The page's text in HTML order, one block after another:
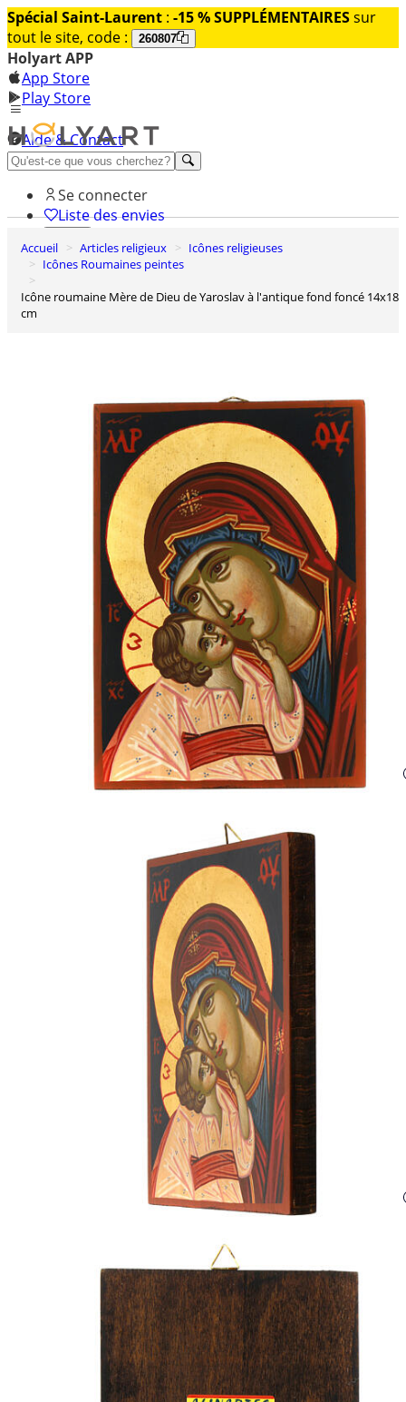
Spécial Saint-Laurent : -15 % SUPPLÉMENTAIRESsur
tout le site, code :
260807
Holyart APP
App Store
Play Store
Aide & Contact
Découvrez Premium
Se connecter
Liste des envies
0
Panier
Accueil Articles religieux
Icônes religieuses
Icônes Roumaines peintes
Icône roumaine Mère de Dieu de Yaroslav à l'antique fond foncé 14x18
cm